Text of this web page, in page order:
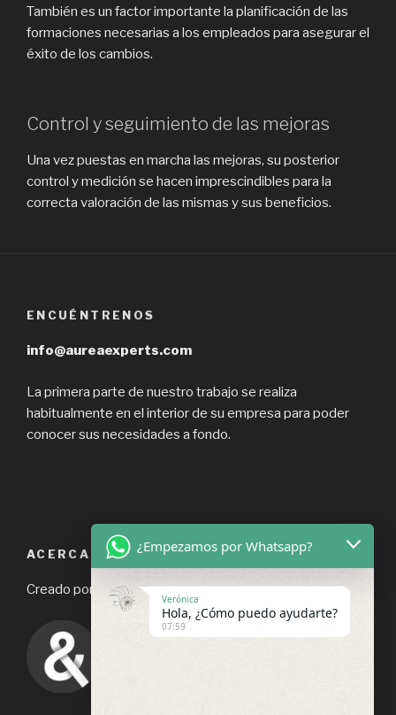
También es un factor importante la planificación de las
formaciones necesarias a los empleados para asegurar el
éxito de los cambios.
Control y seguimiento de las mejoras
Una vez puestas en marcha las mejoras, su posterior
control y medición se hacen imprescindibles para la
correcta valoración de las mismas y sus beneficios.
ENCUÉNTRENOS
info@aureaexperts.com
La primera parte de nuestro trabajo se realiza
habitualmente en el interior de su empresa para poder
conocer sus necesidades a fondo.
ACERCA DE ESTE SITIO
Creado por @ampersign
¿Empezamos por Whatsapp?
Verónica
Hola, ¿Cómo puedo ayudarte?
07:59